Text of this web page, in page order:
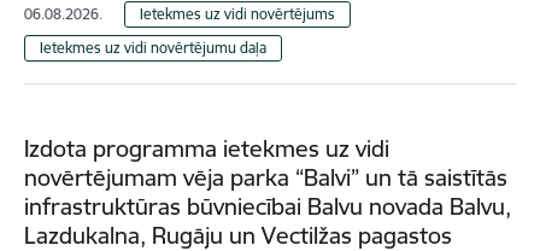
06.08.2026.
Ietekmes uz vidi novērtējums
Ietekmes uz vidi novērtējumu daļa
Izdota programma ietekmes uz vidi
novērtējumam vēja parka “Balvi” un tā saistītās
infrastruktūras būvniecībai Balvu novada Balvu,
Lazdukalna, Rugāju un Vectilžas pagastos